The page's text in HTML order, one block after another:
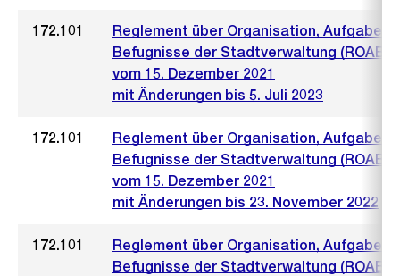
172.101
Reglement über Organisation, Aufgaben
Befugnisse der Stadtverwaltung (ROAB)
vom 15. Dezember 2021
mit Änderungen bis 5. Juli 2023
172.101
Reglement über Organisation, Aufgaben
Befugnisse der Stadtverwaltung (ROAB)
vom 15. Dezember 2021
mit Änderungen bis 23. November 2022
172.101
Reglement über Organisation, Aufgaben
Befugnisse der Stadtverwaltung (ROAB)